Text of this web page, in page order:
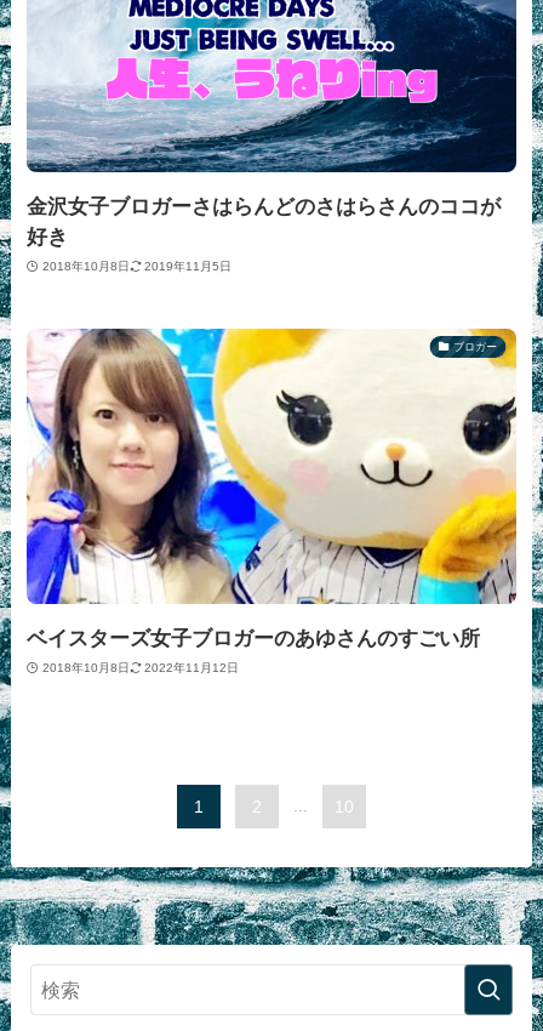
金沢女子ブロガーさはらんどのさはらさんのココが
好き
2018年10月8日 2019年11月5日
ブロガー
ベイスターズ女子ブロガーのあゆさんのすごい所
2018年10月8日 2022年11月12日
1 2 10